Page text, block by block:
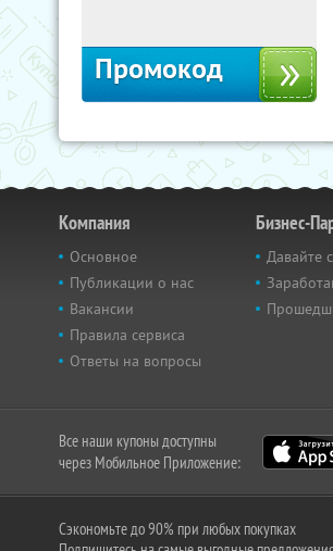
Промокод
Компания
Основное
Публикации о нас
Вакансии
Правила сервиса
Ответы на вопросы
Бизнес-
Давайте
Все наши купоны доступны
через Мобильное Приложение:
Сэкономьте до 90% при любых покупках